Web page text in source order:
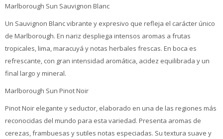
Marlborough Sun Sauvignon Blanc
Un Sauvignon Blanc vibrante y expresivo que refleja el carácter único
de Marlborough. En nariz despliega intensos aromas a frutas
tropicales, lima, maracuyá y notas herbales frescas. En boca es
refrescante, con gran intensidad aromática, acidez equilibrada y un
final largo y mineral.
Marlborough Sun Pinot Noir
Pinot Noir elegante y seductor, elaborado en una de las regiones más
reconocidas del mundo para esta variedad. Presenta aromas de
cerezas, frambuesas y sutiles notas especiadas. Su textura suave y